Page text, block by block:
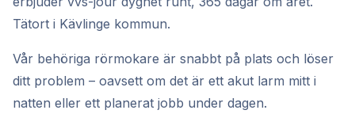
Tätort i Kävlinge kommun.
Vår behöriga rörmokare är snabbt på plats och löser
ditt problem – oavsett om det är ett akut larm mitt i
natten eller ett planerat jobb under dagen.